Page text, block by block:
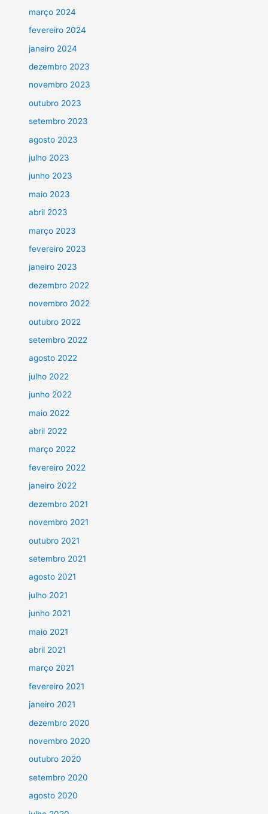
março 2024
fevereiro 2024
janeiro 2024
dezembro 2023
novembro 2023
outubro 2023
setembro 2023
agosto 2023
julho 2023
junho 2023
maio 2023
abril 2023
março 2023
fevereiro 2023
janeiro 2023
dezembro 2022
novembro 2022
outubro 2022
setembro 2022
agosto 2022
julho 2022
junho 2022
maio 2022
abril 2022
março 2022
fevereiro 2022
janeiro 2022
dezembro 2021
novembro 2021
outubro 2021
setembro 2021
agosto 2021
julho 2021
junho 2021
maio 2021
abril 2021
março 2021
fevereiro 2021
janeiro 2021
dezembro 2020
novembro 2020
outubro 2020
setembro 2020
agosto 2020